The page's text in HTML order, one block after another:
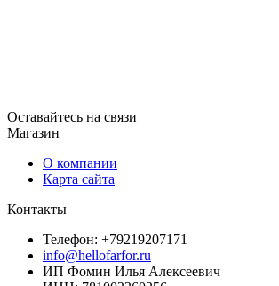
Оставайтесь на связи
Магазин
О компании
Карта сайта
Контакты
Телефон: +79219207171
info@hellofarfor.ru
ИП Фомин Илья Алексеевич